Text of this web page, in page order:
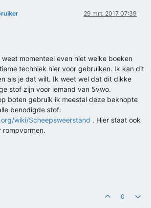
29 mrt. 2017 07:39
momenteel even niet welke boeken
techniek hier voor gebruiken. Ik kan dit
als je dat wilt. Ik weet wel dat dit dikke
stof zijn voor iemand van 5vwo.
boten gebruik ik meestal deze beknopte
benodigde stof:
wiki/Scheepsweerstand . Hier staat ook
rompvormen.
0